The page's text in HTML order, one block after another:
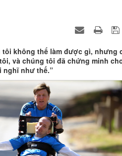
không thể làm được gì, nhưng
và chúng tôi đã chứng minh
nghĩ như thế.”